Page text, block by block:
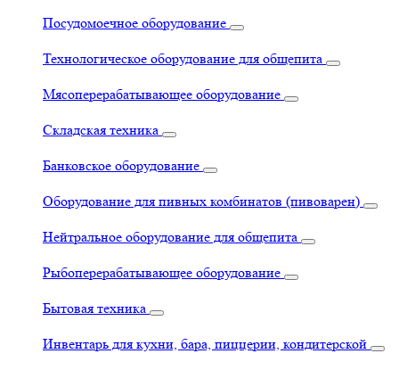
Посудомоечное оборудование
Технологическое оборудование для общепита
Мясоперерабатывающее оборудование
Складская техника
Банковское оборудование
Оборудование для пивных комбинатов (пивоварен)
Нейтральное оборудование для общепита
Рыбоперерабатывающее оборудование
Бытовая техника
Инвентарь для кухни, бара, пиццерии, кондитерской